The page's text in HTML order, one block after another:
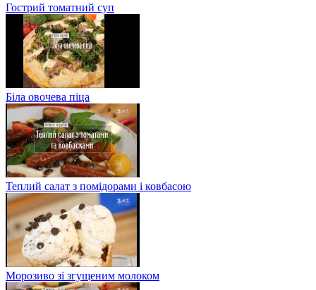
Гострий томатний суп
Біла овочева піца
Теплий салат з помідорами і ковбасою
Морозиво зі згущеним молоком